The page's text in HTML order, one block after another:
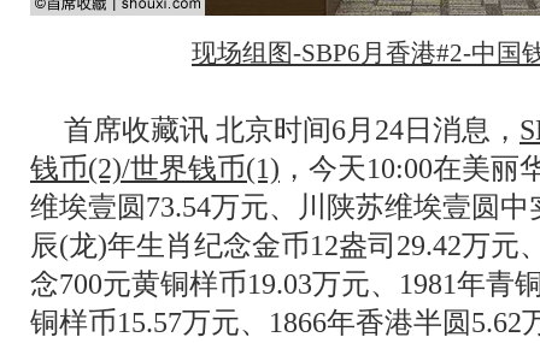
现场组图-SBP6月香港#2-中国
首席收藏讯 北京时间6月24日消息，
钱币(2)/世界钱币(1) ，今天10:00在美
维埃壹圆73.54万元、川陕苏维埃壹圆中
辰(龙)年生肖纪念金币12盎司29.42万元
念700元黄铜样币19.03万元、1981年青
铜样币15.57万元、1866年香港半圆5.62